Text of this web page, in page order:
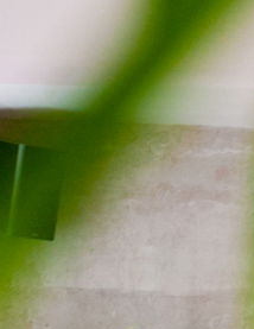
Skip to content